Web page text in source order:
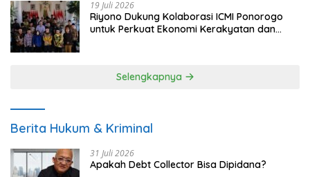
19 Juli 2026
Riyono Dukung Kolaborasi ICMI Ponorogo
untuk Perkuat Ekonomi Kerakyatan dan
Selengkapnya
Berita Hukum & Kriminal
31 Juli 2026
Apakah Debt Collector Bisa Dipidana?